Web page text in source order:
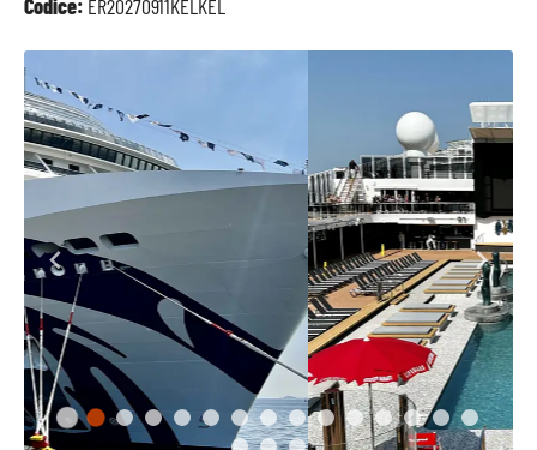
Codice: ER20270911KELKEL